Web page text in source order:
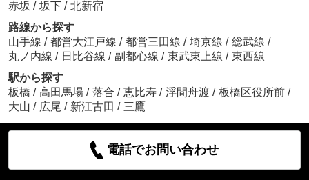
赤坂 / 坂下 / 北新宿
路線から探す
山手線 / 都営大江戸線 / 都営三田線 / 埼京線 / 総武線 /
丸ノ内線 / 日比谷線 / 副都心線 / 東武東上線 / 東西線
駅から探す
板橋 / 高田馬場 / 落合 / 恵比寿 / 浮間舟渡 / 板橋区役所前 /
大山 / 広尾 / 新江古田 / 三鷹
電話でお問い合わせ